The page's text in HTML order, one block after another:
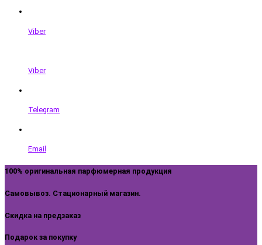
Viber
Viber
Telegram
Email
100% оригинальная парфюмерная продукция
Самовывоз. Стационарный магазин.
Скидка на предзаказ
Подарок за покупку